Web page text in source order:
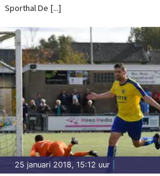
Sporthal De [...]
25 januari 2018, 15:12 uur